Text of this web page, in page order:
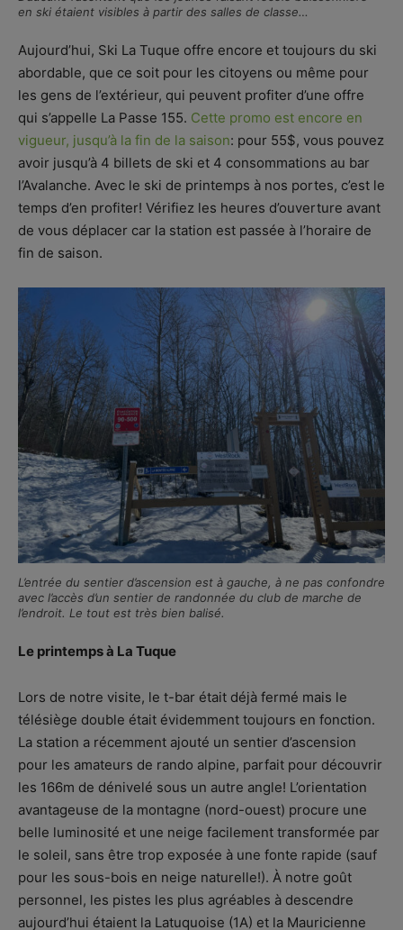
en ski étaient visibles à partir des salles de classe…
Aujourd’hui, Ski La Tuque offre encore et toujours du ski
abordable, que ce soit pour les citoyens ou même pour
les gens de l’extérieur, qui peuvent profiter d’une offre
qui s’appelle La Passe 155. Cette promo est encore en
vigueur, jusqu’à la fin de la saison: pour 55$, vous pouvez
avoir jusqu’à 4 billets de ski et 4 consommations au bar
l’Avalanche. Avec le ski de printemps à nos portes, c’est le
temps d’en profiter! Vérifiez les heures d’ouverture avant
de vous déplacer car la station est passée à l’horaire de
fin de saison.
L’entrée du sentier d’ascension est à gauche, à ne pas confondre
avec l’accès d’un sentier de randonnée du club de marche de
l’endroit. Le tout est très bien balisé.
Le printemps à La Tuque
Lors de notre visite, le t-bar était déjà fermé mais le
télésiège double était évidemment toujours en fonction.
La station a récemment ajouté un sentier d’ascension
pour les amateurs de rando alpine, parfait pour découvrir
les 166m de dénivelé sous un autre angle! L’orientation
avantageuse de la montagne (nord-ouest) procure une
belle luminosité et une neige facilement transformée par
le soleil, sans être trop exposée à une fonte rapide (sauf
pour les sous-bois en neige naturelle!). À notre goût
personnel, les pistes les plus agréables à descendre
aujourd’hui étaient la Latuquoise (1A) et la Mauricienne